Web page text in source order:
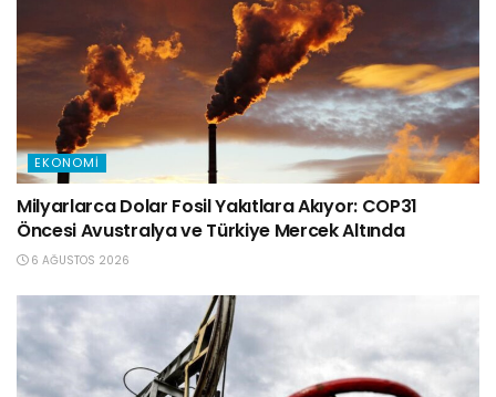
EKONOMI
Milyarlarca Dolar Fosil Yakıtlara Akıyor: COP31
Öncesi Avustralya ve Türkiye Mercek Altında
6 AĞUSTOS 2026